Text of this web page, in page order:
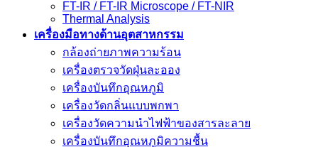
FT-IR / FT-IR Microscope / FT-NIR
Thermal Analysis
เครื่องมือทางด้านอุตสาหกรรม
กล้องถ่ายภาพความร้อน
เครื่องตรวจวัดฝุ่นละออง
เครื่องบันทึกอุณหภูมิ
เครื่องวัดกลิ่นแบบพกพา
เครื่องวัดความนําไฟฟ้าของสารละลาย
เครื่องบันทึกอุณหภูมิความชื้น